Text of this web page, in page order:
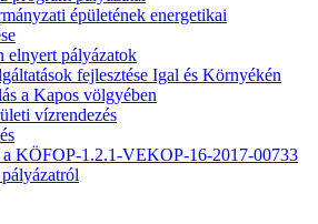
épületének energetikai
elnyert pályázatok
fejlesztése Igal és Környékén
a Kapos völgyében
vízrendezés
KÖFOP-1.2.1-VEKOP-16-2017-00733